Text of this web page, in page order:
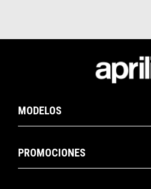
MODELOS
PROMOCIONES